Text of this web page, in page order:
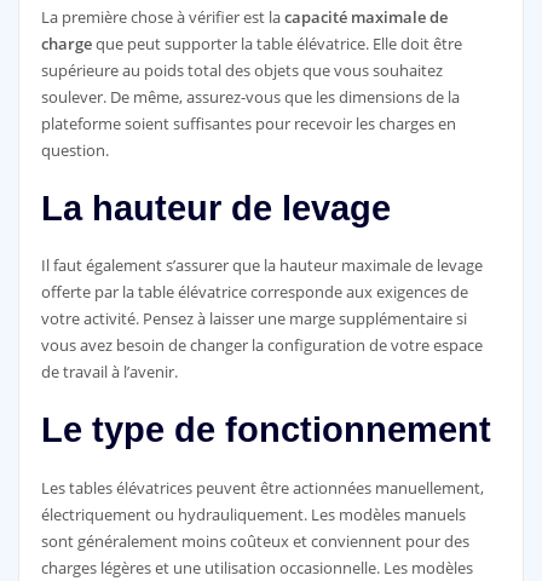
La première chose à vérifier est lacapacité maximale de
chargeque peut supporter la table élévatrice. Elle doit être
supérieure au poids total des objets que vous souhaitez
soulever. De même, assurez-vous que les dimensions de la
plateforme soient suffisantes pour recevoir les charges en
question.
La hauteur de levage
Il faut également s’assurer que la hauteur maximale de levage
offerte par la table élévatrice corresponde aux exigences de
votre activité. Pensez à laisser une marge supplémentaire si
vous avez besoin de changer la configuration de votre espace
de travail à l’avenir.
Le type de fonctionnement
Les tables élévatrices peuvent être actionnées manuellement,
électriquement ou hydrauliquement. Les modèles manuels
sont généralement moins coûteux et conviennent pour des
charges légères et une utilisation occasionnelle. Les modèles